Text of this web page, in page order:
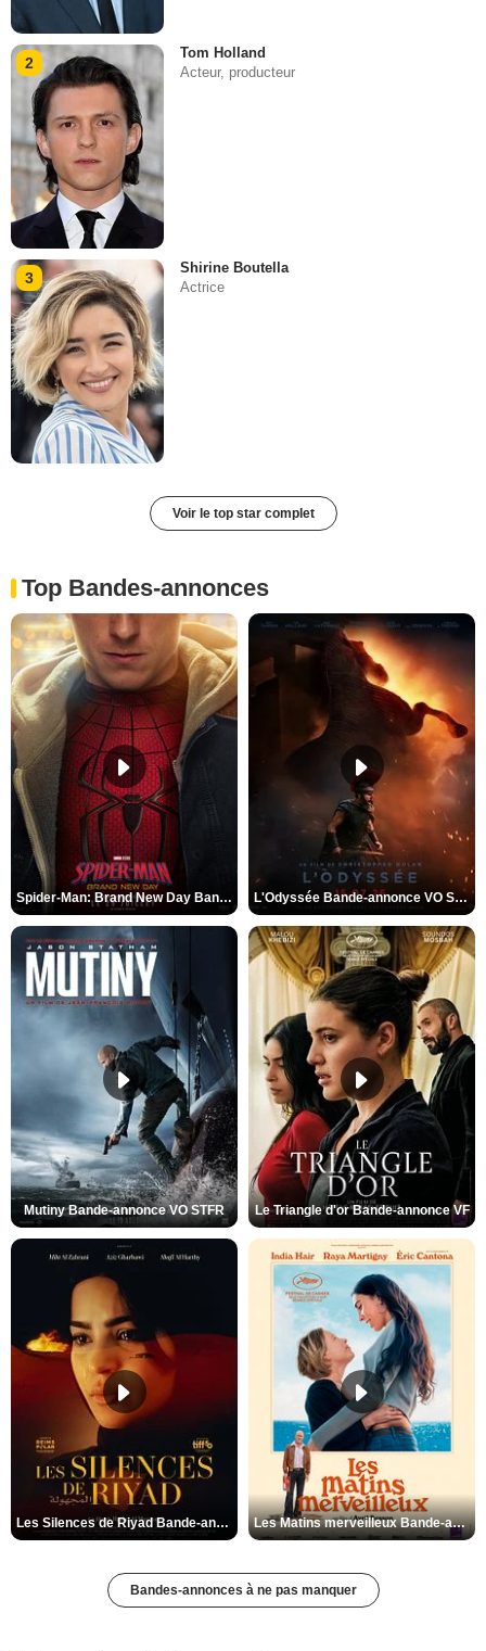
2
Tom Holland
Acteur, producteur
3
Shirine Boutella
Actrice
Voir le top star complet
Top Bandes-annonces
Spider-Man: Brand New Day Bande-annonce VO STFR L'Odyssée Bande-annonce VO STFR
Mutiny Bande-annonce VO STFR Le Triangle d'or Bande-annonce VF
Les Silences de Riyad Bande-annonce VO STFR Les Matins merveilleux Bande-annonce VF
Bandes-annonces à ne pas manquer